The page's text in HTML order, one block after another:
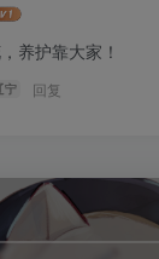
养护靠大家！
宁 回复